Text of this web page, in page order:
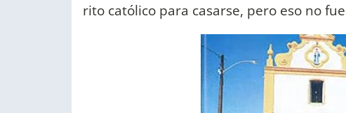
rito católico para casarse, pero eso no